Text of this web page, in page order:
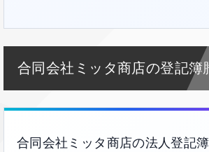
合同会社ミッタ商店の登記簿
合同会社ミッタ商店の法人登記簿